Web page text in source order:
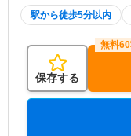
駅から徒歩5分以内
保存する